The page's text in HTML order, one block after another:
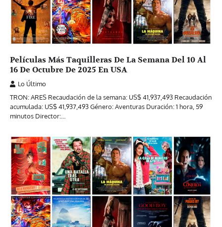
Películas Más Taquilleras De La Semana Del 10 Al
16 De Octubre De 2025 En USA
Lo Último
TRON: ARES Recaudación de la semana: US$ 41,937,493 Recaudación
acumulada: US$ 41,937,493 Género: Aventuras Duración: 1 hora, 59
minutos Director:…